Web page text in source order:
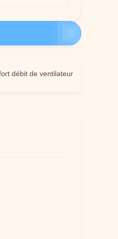
de ventilateur